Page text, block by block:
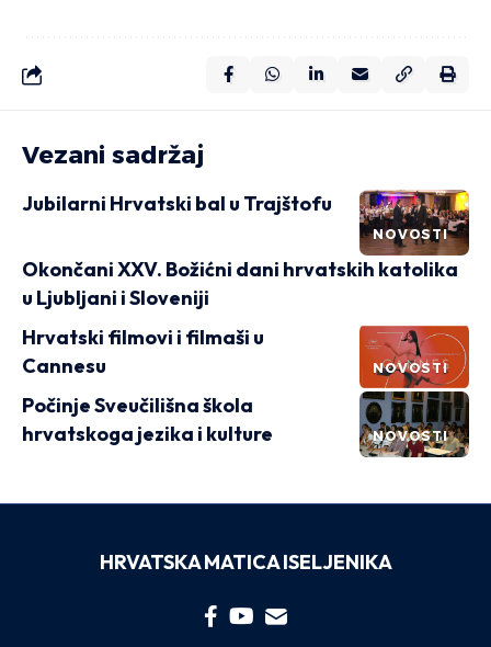
Vezani sadržaj
NOVOSTI
Jubilarni Hrvatski bal u Trajštofu
Okončani XXV. Božićni dani hrvatskih katolika
u Ljubljani i Sloveniji
NOVOSTI
Hrvatski filmovi i filmaši u
Cannesu
NOVOSTI
Počinje Sveučilišna škola
hrvatskoga jezika i kulture
HRVATSKA MATICA ISELJENIKA